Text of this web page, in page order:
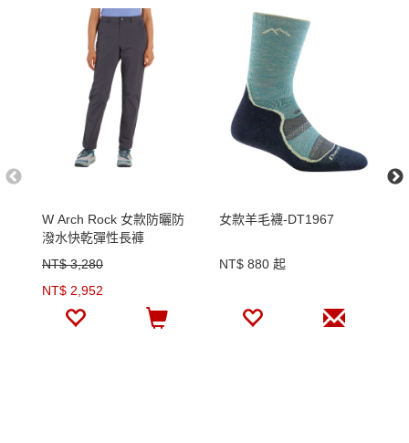
W Arch Rock 女款防曬防
潑水快乾彈性長褲
NT$ 3,280
NT$ 2,952
女款羊毛襪-DT1967
NT$ 880 起